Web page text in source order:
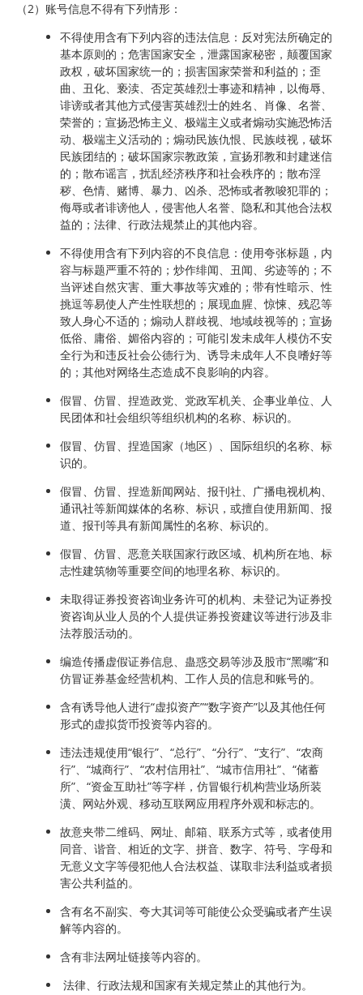
（2）账号信息不得有下列情形：
不得使用含有下列内容的违法信息：反对宪法所确定的
基本原则的；危害国家安全，泄露国家秘密，颠覆国家
政权，破坏国家统一的；损害国家荣誉和利益的；歪
曲、丑化、亵渎、否定英雄烈士事迹和精神，以侮辱、
诽谤或者其他方式侵害英雄烈士的姓名、肖像、名誉、
荣誉的；宣扬恐怖主义、极端主义或者煽动实施恐怖活
动、极端主义活动的；煽动民族仇恨、民族歧视，破坏
民族团结的；破坏国家宗教政策，宣扬邪教和封建迷信
的；散布谣言，扰乱经济秩序和社会秩序的；散布淫
秽、色情、赌博、暴力、凶杀、恐怖或者教唆犯罪的；
侮辱或者诽谤他人，侵害他人名誉、隐私和其他合法权
益的；法律、行政法规禁止的其他内容。
不得使用含有下列内容的不良信息：使用夸张标题，内
容与标题严重不符的；炒作绯闻、丑闻、劣迹等的；不
当评述自然灾害、重大事故等灾难的；带有性暗示、性
挑逗等易使人产生性联想的；展现血腥、惊悚、残忍等
致人身心不适的；煽动人群歧视、地域歧视等的；宣扬
低俗、庸俗、媚俗内容的；可能引发未成年人模仿不安
全行为和违反社会公德行为、诱导未成年人不良嗜好等
的；其他对网络生态造成不良影响的内容。
假冒、仿冒、捏造政党、党政军机关、企事业单位、人
民团体和社会组织等组织机构的名称、标识的。
假冒、仿冒、捏造国家（地区）、国际组织的名称、标
识的。
假冒、仿冒、捏造新闻网站、报刊社、广播电视机构、
通讯社等新闻媒体的名称、标识，或擅自使用新闻、报
道、报刊等具有新闻属性的名称、标识的。
假冒、仿冒、恶意关联国家行政区域、机构所在地、标
志性建筑物等重要空间的地理名称、标识的。
未取得证券投资咨询业务许可的机构、未登记为证券投
资咨询从业人员的个人提供证券投资建议等进行涉及非
法荐股活动的。
编造传播虚假证券信息、蛊惑交易等涉及股市“黑嘴”和
仿冒证券基金经营机构、工作人员的信息和账号的。
含有诱导他人进行“虚拟资产”“数字资产”以及其他任何
形式的虚拟货币投资等内容的。
违法违规使用“银行”、“总行”、“分行”、“支行”、“农商
行”、“城商行”、“农村信用社”、“城市信用社”、“储蓄
所”、“资金互助社”等字样，仿冒银行机构营业场所装
潢、网站外观、移动互联网应用程序外观和标志的。
故意夹带二维码、网址、邮箱、联系方式等，或者使用
同音、谐音、相近的文字、拼音、数字、符号、字母和
无意义文字等侵犯他人合法权益、谋取非法利益或者损
害公共利益的。
含有名不副实、夸大其词等可能使公众受骗或者产生误
解等内容的。
含有非法网址链接等内容的。
法律、行政法规和国家有关规定禁止的其他行为。